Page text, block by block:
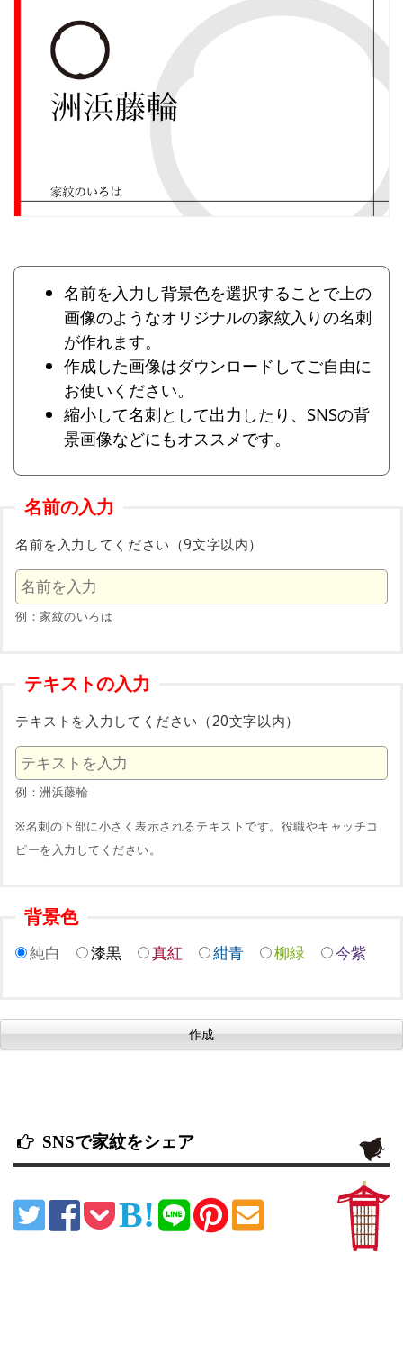
名前を入力し背景色を選択することで上の
画像のようなオリジナルの家紋入りの名刺
が作れます。
作成した画像はダウンロードしてご自由に
お使いください。
縮小して名刺として出力したり、SNSの背
景画像などにもオススメです。
名前の入力
名前を入力してください（9文字以内）
例：家紋のいろは
テキストの入力
テキストを入力してください（20文字以内）
例：洲浜藤輪
※名刺の下部に小さく表示されるテキストです。役職やキャッチコ
ピーを入力してください。
背景色
純白 漆黒 真紅 紺青 柳緑 今紫
SNSで家紋をシェア